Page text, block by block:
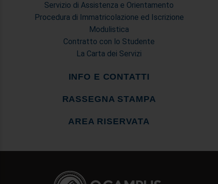
Servizio di Assistenza e Orientamento
Procedura di Immatricolazione ed Iscrizione
Modulistica
Contratto con lo Studente
La Carta dei Servizi
INFO E CONTATTI
RASSEGNA STAMPA
AREA RISERVATA